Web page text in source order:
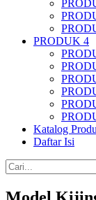
PRODUK 4
Katalog
Daftar Isi